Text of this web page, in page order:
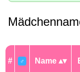
# ♂ Name